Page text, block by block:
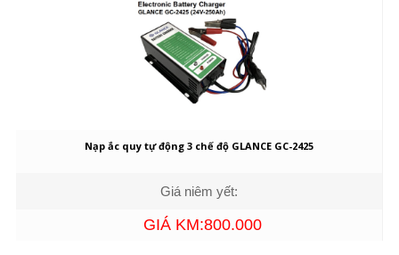
Nạp ắc quy tự động 3 chế độ GLANCE GC-2425
Giá niêm yết:
GIÁ KM:800.000